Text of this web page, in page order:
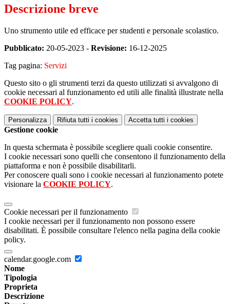
Descrizione breve
Uno strumento utile ed efficace per studenti e personale scolastico.
Pubblicato: 20-05-2023 - Revisione: 16-12-2025
Tag pagina: Servizi
Questo sito o gli strumenti terzi da questo utilizzati si avvalgono di
cookie necessari al funzionamento ed utili alle finalità illustrate nella
COOKIE POLICY.
Personalizza Rifiuta tutti i cookies Accetta tutti i cookies
Gestione cookie
In questa schermata è possibile scegliere quali cookie consentire.
I cookie necessari sono quelli che consentono il funzionamento della
piattaforma e non è possibile disabilitarli.
Per conoscere quali sono i cookie necessari al funzionamento potete
visionare la COOKIE POLICY.
Cookie necessari per il funzionamento
I cookie necessari per il funzionamento non possono essere
disabilitati. È possibile consultare l'elenco nella pagina della cookie
policy.
calendar.google.com
Nome
Tipologia
Proprieta
Descrizione